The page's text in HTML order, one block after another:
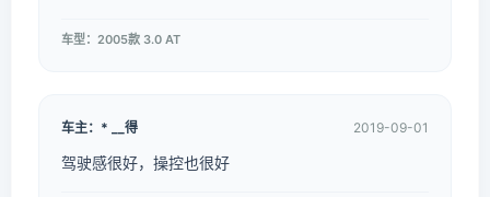
车型：2005款 3.0 AT
车主：* __得 2019-09-01
驾驶感很好，操控也很好